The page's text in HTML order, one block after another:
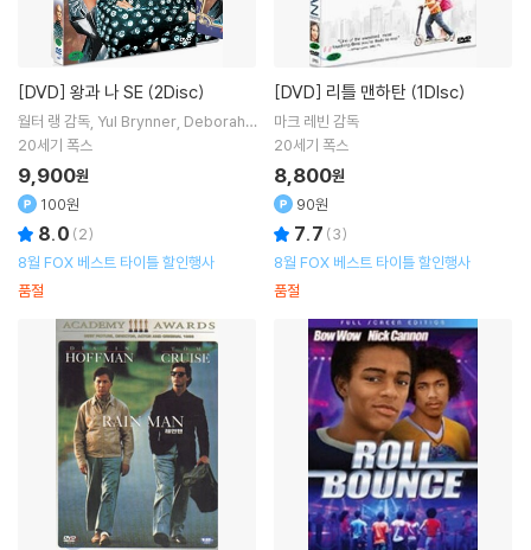
[DVD] 왕과 나 SE (2Disc)
월터 랭 감독 Yul Brynner Deborah K
err출연
20세기 폭스
9,900원
100원
8.0 (2)
8월 FOX 베스트 타이틀 할인행사
품절
[DVD] 리틀 맨하탄 (1DIsc)
마크 레빈 감독
20세기 폭스
8,800원
90원
7.7 (3)
8월 FOX 베스트 타이틀 할인행사
품절